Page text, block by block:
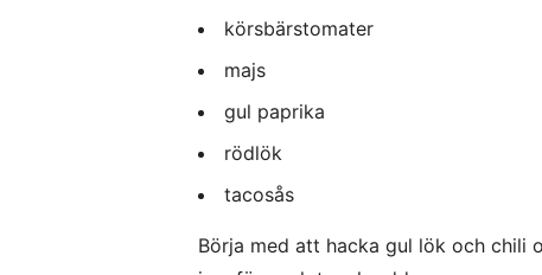
körsbärstomater
majs
gul paprika
rödlök
tacosås
Börja med att hacka gul lök och chili